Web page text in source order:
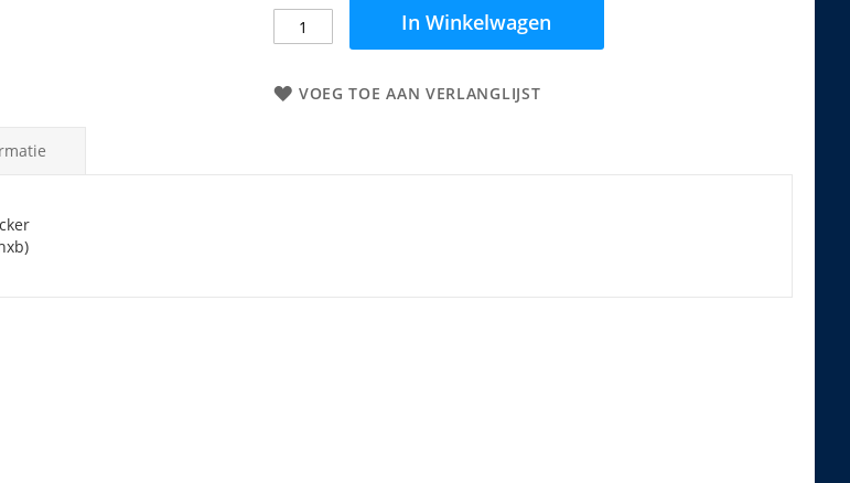
In Winkelwagen
VOEG TOE AAN VERLANGLIJST